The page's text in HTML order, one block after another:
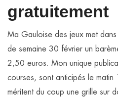
gratuitement
Ma Gauloise des jeux met
de semaine 30 février un
2,50 euros. Mon unique
courses, sont anticipés le matin
méritent du coup une grille sur